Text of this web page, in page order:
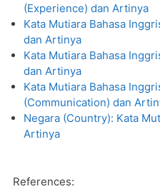
(Experience) dan Artinya
Kata Mutiara Bahasa
dan Artinya
Kata Mutiara Bahasa
dan Artinya
Kata Mutiara Bahasa
(Communication) dan
Negara (Country): Kata
Artinya
References: